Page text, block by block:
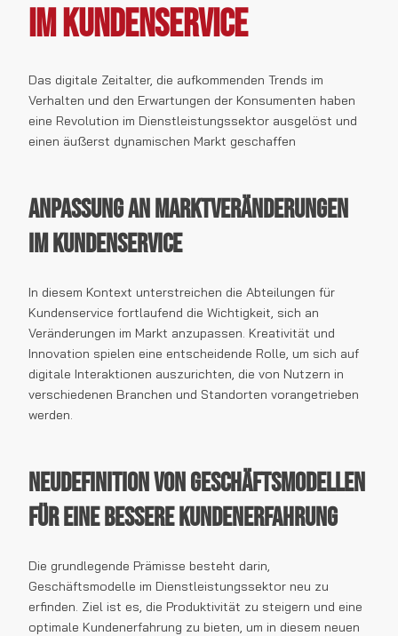
im Kundenservice
Das digitale Zeitalter, die aufkommenden Trends im
Verhalten und den Erwartungen der Konsumenten haben
eine Revolution im Dienstleistungssektor ausgelöst und
einen äußerst dynamischen Markt geschaffen
Anpassung an Marktveränderungen
im Kundenservice
In diesem Kontext unterstreichen die Abteilungen für
Kundenservice fortlaufend die Wichtigkeit, sich an
Veränderungen im Markt anzupassen. Kreativität und
Innovation spielen eine entscheidende Rolle, um sich auf
digitale Interaktionen auszurichten, die von Nutzern in
verschiedenen Branchen und Standorten vorangetrieben
werden.
Neudefinition von Geschäftsmodellen
für eine bessere Kundenerfahrung
Die grundlegende Prämisse besteht darin,
Geschäftsmodelle im Dienstleistungssektor neu zu
erfinden. Ziel ist es, die Produktivität zu steigern und eine
optimale Kundenerfahrung zu bieten, um in diesem neuen